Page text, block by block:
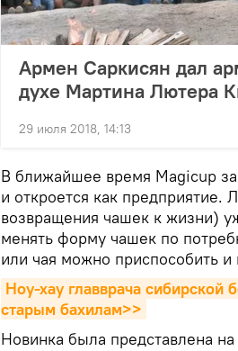
Армен Саркисян дал
духе Мартина Лютера
29 июля 2018, 14:13
В ближайшее время Magicup
и откроется как предприятие.
возвращения чашек к жизни)
менять форму чашек по
или чая можно приспособить
Ноу-хау главврача
старым бахилам>>
Новинка была представлена